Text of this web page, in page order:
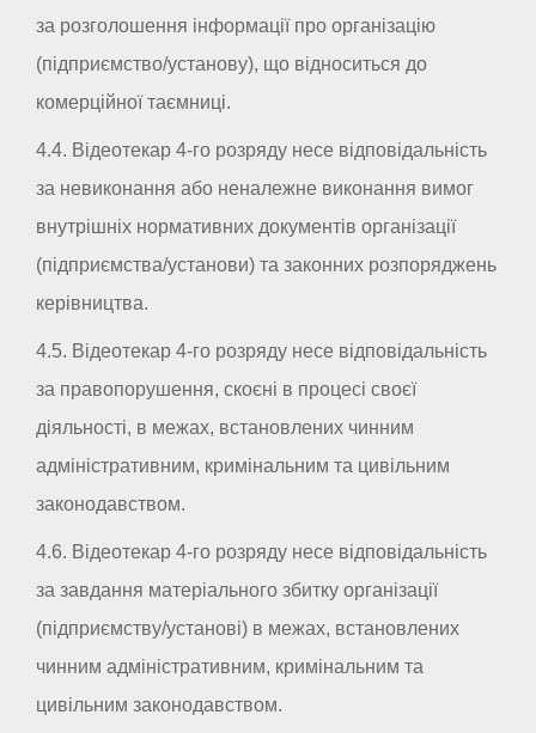
за розголошення інформації про організацію
(підприємство/установу), що відноситься до
комерційної таємниці.
4.4. Відеотекар 4-го розряду несе відповідальність
за невиконання або неналежне виконання вимог
внутрішніх нормативних документів організації
(підприємства/установи) та законних розпоряджень
керівництва.
4.5. Відеотекар 4-го розряду несе відповідальність
за правопорушення, скоєні в процесі своєї
діяльності, в межах, встановлених чинним
адміністративним, кримінальним та цивільним
законодавством.
4.6. Відеотекар 4-го розряду несе відповідальність
за завдання матеріального збитку організації
(підприємству/установі) в межах, встановлених
чинним адміністративним, кримінальним та
цивільним законодавством.